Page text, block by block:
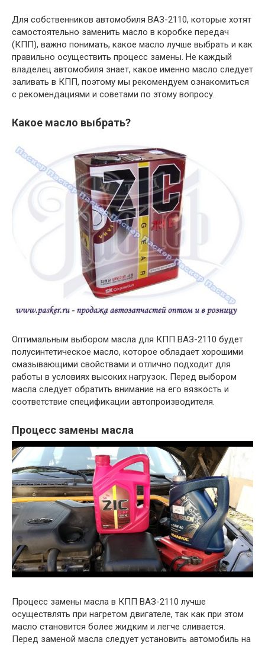
Для собственников автомобиля ВАЗ-2110, которые хотят
самостоятельно заменить масло в коробке передач
(КПП), важно понимать, какое масло лучше выбрать и как
правильно осуществить процесс замены. Не каждый
владелец автомобиля знает, какое именно масло следует
заливать в КПП, поэтому мы рекомендуем ознакомиться
с рекомендациями и советами по этому вопросу.
Какое масло выбрать?
Оптимальным выбором масла для КПП ВАЗ-2110 будет
полусинтетическое масло, которое обладает хорошими
смазывающими свойствами и отлично подходит для
работы в условиях высоких нагрузок. Перед выбором
масла следует обратить внимание на его вязкость и
соответствие спецификации автопроизводителя.
Процесс замены масла
Процесс замены масла в КПП ВАЗ-2110 лучше
осуществлять при нагретом двигателе, так как при этом
масло становится более жидким и легче сливается.
Перед заменой масла следует установить автомобиль на